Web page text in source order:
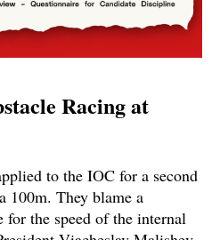
Racing at
to the IOC for a second
They blame a
the speed of the internal